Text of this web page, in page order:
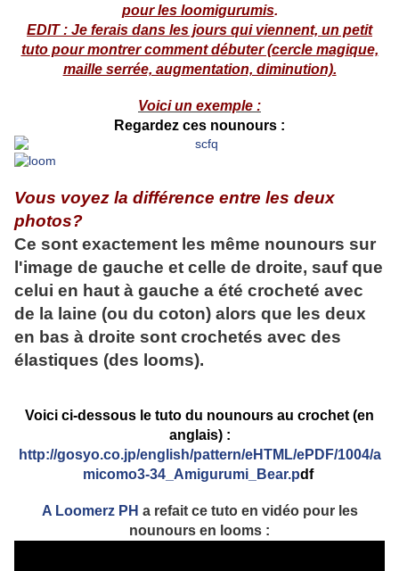
pour les loomigurumis.
EDIT : Je ferais dans les jours qui viennent, un petit
tuto pour montrer comment débuter (cercle magique,
maille serrée, augmentation, diminution).
Voici un exemple :
Regardez ces nounours :
Vous voyez la différence entre les deux
photos?
Ce sont exactement les même nounours sur
l'image de gauche et celle de droite, sauf que
celui en haut à gauche a été crocheté avec
de la laine (ou du coton) alors que les deux
en bas à droite sont crochetés avec des
élastiques (des looms).
Voici ci-dessous le tuto du nounours au crochet (en
anglais) :
http://gosyo.co.jp/english/pattern/eHTML/ePDF/1004/a
micomo3-34_Amigurumi_Bear.pdf
A Loomerz PH a refait ce tuto en vidéo pour les
nounours en looms :